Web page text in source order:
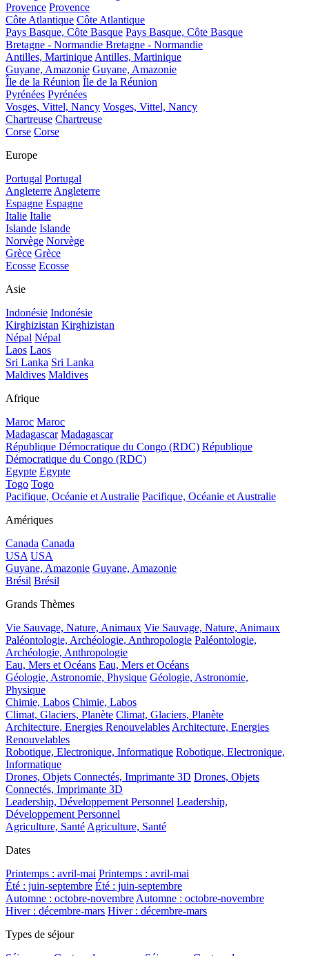
Provence Provence
Côte Atlantique Côte Atlantique
Pays Basque, Côte Basque Pays Basque, Côte Basque
Bretagne - Normandie Bretagne - Normandie
Antilles, Martinique Antilles, Martinique
Guyane, Amazonie Guyane, Amazonie
Île de la Réunion Île de la Réunion
Pyrénées Pyrénées
Vosges, Vittel, Nancy Vosges, Vittel, Nancy
Chartreuse Chartreuse
Corse Corse
Europe
Portugal Portugal
Angleterre Angleterre
Espagne Espagne
Italie Italie
Islande Islande
Norvège Norvège
Grèce Grèce
Ecosse Ecosse
Asie
Indonésie Indonésie
Kirghizistan Kirghizistan
Népal Népal
Laos Laos
Sri Lanka Sri Lanka
Maldives Maldives
Afrique
Maroc Maroc
Madagascar Madagascar
République Démocratique du Congo (RDC) République
Démocratique du Congo (RDC)
Egypte Egypte
Togo Togo
Pacifique, Océanie et Australie Pacifique, Océanie et Australie
Amériques
Canada Canada
USA USA
Guyane, Amazonie Guyane, Amazonie
Brésil Brésil
Grands Thèmes
Vie Sauvage, Nature, Animaux Vie Sauvage, Nature, Animaux
Paléontologie, Archéologie, Anthropologie Paléontologie,
Archéologie, Anthropologie
Eau, Mers et Océans Eau, Mers et Océans
Géologie, Astronomie, Physique Géologie, Astronomie,
Physique
Chimie, Labos Chimie, Labos
Climat, Glaciers, Planète Climat, Glaciers, Planète
Architecture, Energies Renouvelables Architecture, Energies
Renouvelables
Robotique, Electronique, Informatique Robotique, Electronique,
Informatique
Drones, Objets Connectés, Imprimante 3D Drones, Objets
Connectés, Imprimante 3D
Leadership, Développement Personnel Leadership,
Développement Personnel
Agriculture, Santé Agriculture, Santé
Dates
Printemps : avril-mai Printemps : avril-mai
Été : juin-septembre Été : juin-septembre
Automne : octobre-novembre Automne : octobre-novembre
Hiver : décembre-mars Hiver : décembre-mars
Types de séjour